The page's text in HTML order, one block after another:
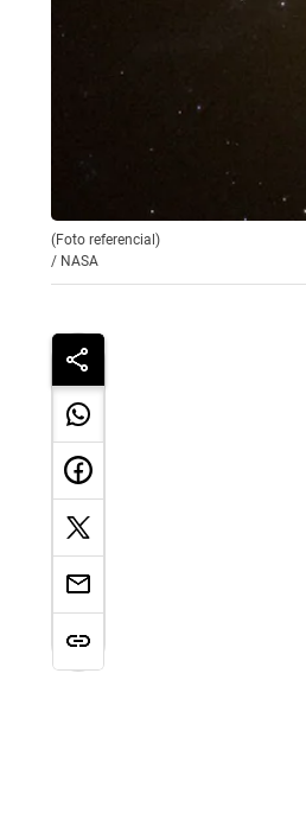
(Foto referencial)
/ NASA